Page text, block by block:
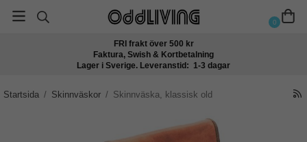
0
FRI frakt över 500 kr
Faktura, Swish & Kortbetalning
Lager i Sverige. Leveranstid: 1-3 dagar
Startsida / Skinnväskor / Skinnväska, klassisk old